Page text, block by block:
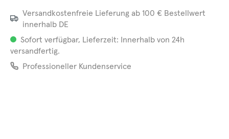
Versandkostenfreie Lieferung ab 100 € Bestellwert
innerhalb DE
Sofort verfügbar, Lieferzeit: Innerhalb von 24h
versandfertig.
Professioneller Kundenservice